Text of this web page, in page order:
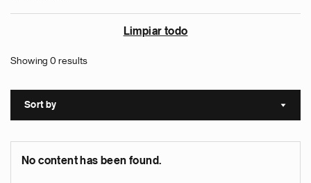
Limpiar todo
Showing 0 results
Sort by Sort
No content has been found.